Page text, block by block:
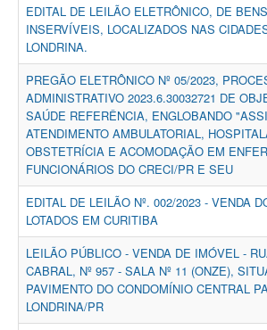
EDITAL DE LEILÃO ELETRÔNICO, DE
INSERVÍVEIS, LOCALIZADOS NAS
LONDRINA.
PREGÃO ELETRÔNICO Nº 05/2023,
ADMINISTRATIVO 2023.6.30032721 DE
SAÚDE REFERÊNCIA, ENGLOBANDO
ATENDIMENTO AMBULATORIAL,
OBSTETRÍCIA E ACOMODAÇÃO EM
FUNCIONÁRIOS DO CRECI/PR E SEU
EDITAL DE LEILÃO Nº. 002/2023 - VENDA
LOTADOS EM CURITIBA
LEILÃO PÚBLICO - VENDA DE IMÓVEL -
CABRAL, Nº 957 - SALA Nº 11 (ONZE),
PAVIMENTO DO CONDOMÍNIO CENTRAL
LONDRINA/PR